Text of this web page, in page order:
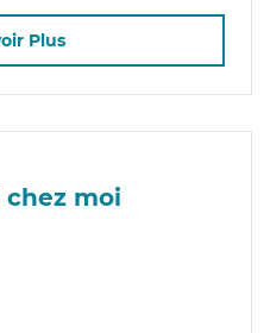
Plus
chez moi